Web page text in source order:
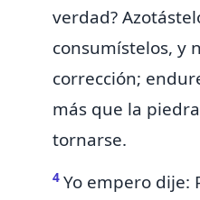
verdad?
consumístelos, y
corrección;
más que la
tornarse.
4 Yo empero dije: